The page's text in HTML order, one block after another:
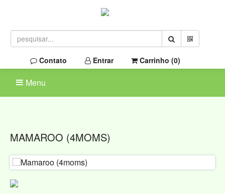
Contato Entrar Carrinho (0)
Menu
MAMAROO (4MOMS)